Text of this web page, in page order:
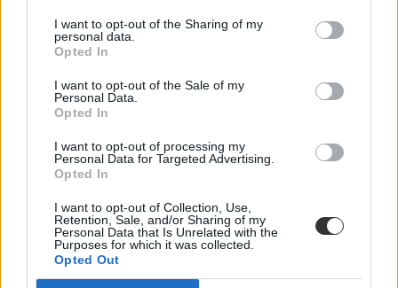
I want to opt-out of the Sharing of my
personal data.
Opted In
I want to opt-out of the Sale of my
Personal Data.
Opted In
I want to opt-out of processing my
Personal Data for Targeted Advertising.
Opted In
I want to opt-out of Collection, Use,
Retention, Sale, and/or Sharing of my
Personal Data that Is Unrelated with the
Purposes for which it was collected.
Opted Out
kínai egyetem
fudan hungary university
lex fudan